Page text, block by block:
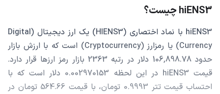
hiENS3 چیست؟
hiENS3 با نماد اختصاری (HIENS3) یک ارز دیجیتال (Digital
Currency) یا رمزارز (Cryptocurrency) است که با ارزش بازار
حدود 106,898.78 دلار در رتبه 2363 بازار رمز ارزها قرار دارد.
قیمت hiENS3 در این لحظه 0.002970153 دلار است که با
احتساب قیمت تتر 0.9993 تومان، با قیمت 564.66 تومان در